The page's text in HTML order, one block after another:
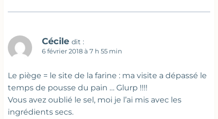
Cécile dit :
6 février 2018 à 7 h 55 min
Le piège = le site de la farine : ma visite a dépassé le
temps de pousse du pain … Glurp !!!!
Vous avez oublié le sel, moi je l’ai mis avec les
ingrédients secs.